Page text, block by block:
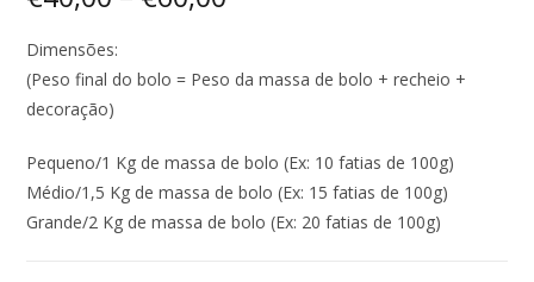
Dimensões:
(Peso final do bolo = Peso da massa de bolo + recheio +
decoração)
Pequeno/1 Kg de massa de bolo (Ex: 10 fatias de 100g)
Médio/1,5 Kg de massa de bolo (Ex: 15 fatias de 100g)
Grande/2 Kg de massa de bolo (Ex: 20 fatias de 100g)